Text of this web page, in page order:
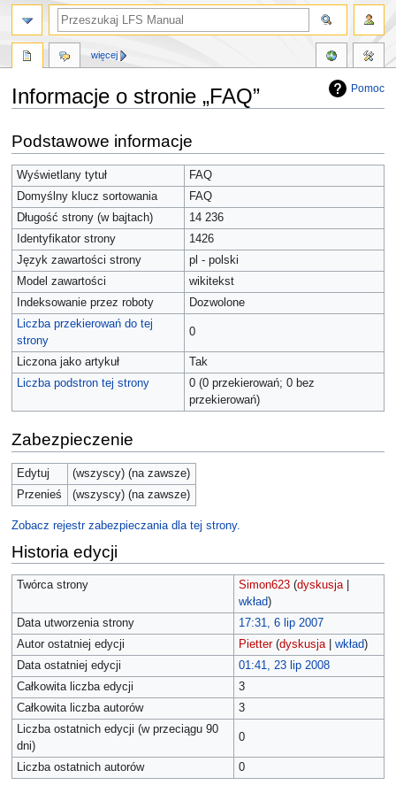
Pomoc
Informacje o stronie „FAQ”
do
nawigacji
do
wyszukiwania
Podstawowe informacje
Wyświetlany tytuł
FAQ
Domyślny klucz sortowania
FAQ
Długość strony (w bajtach)
14 236
Identyfikator strony
1426
Język zawartości strony
pl - polski
Model zawartości
wikitekst
Indeksowanie przez roboty
Dozwolone
Liczba przekierowań do tej
strony
0
Liczona jako artykuł
Tak
Liczba podstron tej strony
0 (0 przekierowań; 0 bez
przekierowań)
Zabezpieczenie
Edytuj
(wszyscy) (na zawsze)
Przenieś
(wszyscy) (na zawsze)
Zobacz rejestr zabezpieczania dla tej strony.
Historia edycji
Twórca strony Simon623 (dyskusja|
wkład)
Data utworzenia strony
17:31, 6 lip 2007
Autor ostatniej edycji
Pietter (dyskusja| wkład)
Data ostatniej edycji
01:41, 23 lip 2008
Całkowita liczba edycji
3
Całkowita liczba autorów
3
Liczba ostatnich edycji (w przeciągu 90
dni)
0
Liczba ostatnich autorów 0
więcej